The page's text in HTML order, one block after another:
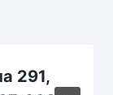
291,